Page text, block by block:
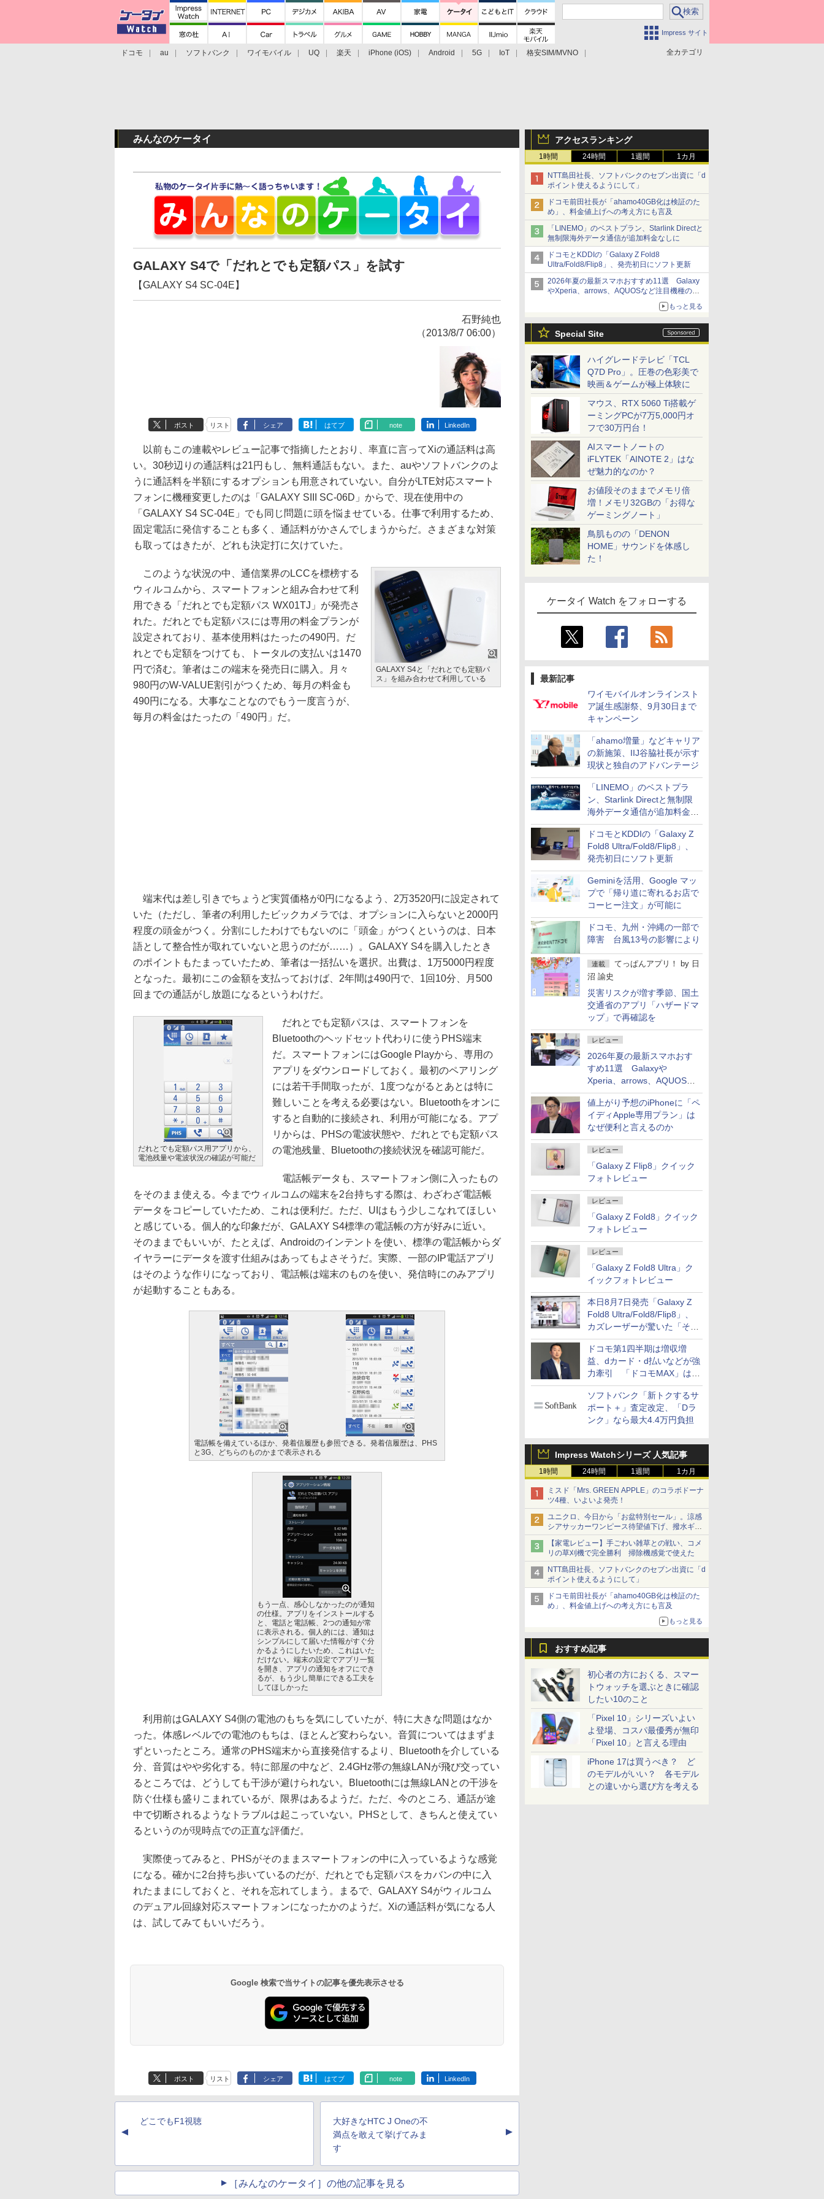
Impress サイト
全カテゴリ
ドコモ au ソフトバンク ワイモバイル UQ 楽天 iPhone (iOS) Android 5G IoT
格安SIM/MVNO
アクセスランキング
1時間 24時間 1週間 1カ月
NTT島田社長、ソフトバンクのセブン出資に「d
ポイント使えるようにして」
ドコモ前田社長が「ahamo40GB化は検証のた
め」、料金値上げへの考え方にも言及
「LINEMO」のベストプラン、Starlink Directと
無制限海外データ通信が追加料金なしに
ドコモとKDDIの「Galaxy Z Fold8
Ultra/Fold8/Flip8」、発売初日にソフト更新
2026年夏の最新スマホおすすめ11選 Galaxy
やXperia、arrows、AQUOSなど注目機種の特
もっと見る
Special Site
ハイグレードテレビ「TCL
Q7D Pro」。圧巻の色彩美で
映画＆ゲームが極上体験に
マウス、RTX 5060 Ti搭載ゲ
ーミングPCが7万5,000円オ
フで30万円台！
AIスマートノートの
iFLYTEK「AINOTE 2」はな
ぜ魅力的なのか？
お値段そのままでメモリ倍
増！メモリ32GBの「お得な
ゲーミングノート」
鳥肌ものの「DENON
HOME」サウンドを体感し
た！
ケータイ Watch をフォローする
最新記事
ワイモバイルオンラインスト
ア誕生感謝祭、9月30日まで
キャンペーン
「ahamo増量」などキャリア
の新施策、IIJ谷脇社長が示す
現状と独自のアドバンテージ
「LINEMO」のベストプラ
ン、Starlink Directと無制限
海外データ通信が追加料金な
しに
ドコモとKDDIの「Galaxy Z
Fold8 Ultra/Fold8/Flip8」、
発売初日にソフト更新
Geminiを活用、Google マッ
プで「帰り道に寄れるお店で
コーヒー注文」が可能に
ドコモ、九州・沖縄の一部で
障害 台風13号の影響により
連載 てっぱんアプリ！ by 日
沼 諭史
災害リスクが増す季節、国土
交通省のアプリ「ハザードマ
ップ」で再確認を
レビュー
2026年夏の最新スマホおす
すめ11選 Galaxyや
Xperia、arrows、AQUOSな
ど注目機種の特徴は
値上がり予想のiPhoneに「ペ
イディApple専用プラン」は
なぜ便利と言えるのか
レビュー
「Galaxy Z Flip8」クイック
フォトレビュー
レビュー
「Galaxy Z Fold8」クイック
フォトレビュー
レビュー
「Galaxy Z Fold8 Ultra」ク
イックフォトレビュー
本日8月7日発売「Galaxy Z
Fold8 Ultra/Fold8/Flip8」、
カズレーザーが驚いた「そば
屋のメニュー並みの薄さ」
ドコモ第1四半期は増収増
益、dカード・d払いなどが強
力牽引 「ドコモMAX」は
400万契約突破
ソフトバンク「新トクするサ
ポート＋」査定改定、「Dラ
ンク」なら最大4.4万円負担
Impress Watchシリーズ 人気記事
1時間 24時間 1週間 1カ月
ミスド「Mrs. GREEN APPLE」のコラボドーナ
ツ4種、いよいよ発売！
ユニクロ、今日から「お盆特別セール」。涼感
シアサッカーワンピース待望値下げ、撥水ギア
ショーツは1990円に
【家電レビュー】手ごわい雑草との戦い、コメ
リの草刈機で完全勝利 掃除機感覚で使えた
NTT島田社長、ソフトバンクのセブン出資に「d
ポイント使えるようにして」
ドコモ前田社長が「ahamo40GB化は検証のた
め」、料金値上げへの考え方にも言及
もっと見る
おすすめ記事
初心者の方におくる、スマー
トウォッチを選ぶときに確認
したい10のこと
「Pixel 10」シリーズいよい
よ登場、コスパ最優秀が無印
「Pixel 10」と言える理由
iPhone 17は買うべき？ ど
のモデルがいい？ 各モデル
との違いから選び方を考える
みんなのケータイ
GALAXY S4で「だれとでも定額パス」を試す
【GALAXY S4 SC-04E】
石野純也
（2013/8/7 06:00）
ポスト リスト シェア はてブ note LinkedIn
以前もこの連載やレビュー記事で指摘したとおり、率直に言ってXiの通話料は高
い。30秒辺りの通話料は21円もし、無料通話もない。また、auやソフトバンクのよ
うに通話料を半額にするオプションも用意されていない。自分がLTE対応スマート
フォンに機種変更したのは「GALAXY SIII SC-06D」からで、現在使用中の
「GALAXY S4 SC-04E」でも同じ問題に頭を悩ませている。仕事で利用するため、
固定電話に発信することも多く、通話料がかさんでしまうからだ。さまざまな対策
も取ってはきたが、どれも決定打に欠けていた。
GALAXY S4と「だれとでも定額パ
ス」を組み合わせて利用している
このような状況の中、通信業界のLCCを標榜する
ウィルコムから、スマートフォンと組み合わせて利
用できる「だれとでも定額パス WX01TJ」が発売さ
れた。だれとでも定額パスには専用の料金プランが
設定されており、基本使用料はたったの490円。だ
れとでも定額をつけても、トータルの支払いは1470
円で済む。筆者はこの端末を発売日に購入。月々
980円のW-VALUE割引がつくため、毎月の料金も
490円になる。大事なことなのでもう一度言うが、
毎月の料金はたったの「490円」だ。
端末代は差し引きでちょうど実質価格が0円になるよう、2万3520円に設定されて
いた（ただし、筆者の利用したビックカメラでは、オプションに入らないと2000円
程度の頭金がつく。分割にしたわけでもないのに「頭金」がつくというのは、日本
語として整合性が取れていないと思うのだが……）。GALAXY S4を購入したとき
のポイントもたまっていたため、筆者は一括払いを選択。出費は、1万5000円程度
となった。最初にこの金額を支払っておけば、2年間は490円で、1回10分、月500
回までの通話がし放題になるというわけだ。
だれとでも定額パス用アプリから、
電池残量や電波状況の確認が可能だ
だれとでも定額パスは、スマートフォンを
Bluetoothのヘッドセット代わりに使うPHS端末
だ。スマートフォンにはGoogle Playから、専用の
アプリをダウンロードしておく。最初のペアリング
には若干手間取ったが、1度つながるとあとは特に
難しいことを考える必要はない。Bluetoothをオンに
すると自動的に接続され、利用が可能になる。アプ
リからは、PHSの電波状態や、だれとでも定額パス
の電池残量、Bluetoothの接続状況を確認可能だ。
電話帳データも、スマートフォン側に入ったもの
をそのまま使える。今までウィルコムの端末を2台持ちする際は、わざわざ電話帳
データをコピーしていたため、これは便利だ。ただ、UIはもう少しこなれてほしい
と感じている。個人的な印象だが、GALAXY S4標準の電話帳の方が好みに近い。
そのままでもいいが、たとえば、Androidのインテントを使い、標準の電話帳からダ
イヤラーにデータを渡す仕組みはあってもよさそうだ。実際、一部のIP電話アプリ
はそのような作りになっており、電話帳は端末のものを使い、発信時にのみアプリ
が起動することもある。
電話帳を備えているほか、発着信履歴も参照できる。発着信履歴は、PHS
と3G、どちらのものかまで表示される
もう一点、感心しなかったのが通知
の仕様。アプリをインストールする
と、電話と電話帳、2つの通知が常
に表示される。個人的には、通知は
シンプルにして届いた情報がすぐ分
かるようにしたいため、これはいた
だけない。端末の設定でアプリ一覧
を開き、アプリの通知をオフにでき
るが、もう少し簡単にできる工夫を
してほしかった
利用前はGALAXY S4側の電池のもちを気にしていたが、特に大きな問題はなか
った。体感レベルでの電池のもちは、ほとんど変わらない。音質についてはまずま
ずといったところ。通常のPHS端末から直接発信するより、Bluetoothを介している
分、音質はやや劣化する。特に部屋の中など、2.4GHz帯の無線LANが飛び交ってい
るところでは、どうしても干渉が避けられない。Bluetoothには無線LANとの干渉を
防ぐ仕様も盛りこまれているが、限界はあるようだ。ただ、今のところ、通話が途
中で切断されるようなトラブルは起こっていない。PHSとして、きちんと使えてい
るというのが現時点での正直な評価だ。
実際使ってみると、PHSがそのままスマートフォンの中に入っているような感覚
になる。確かに2台持ち歩いているのだが、だれとでも定額パスをカバンの中に入
れたままにしておくと、それを忘れてしまう。まるで、GALAXY S4がウィルコム
のデュアル回線対応スマートフォンになったかのようだ。Xiの通話料が気になる人
は、試してみてもいいだろう。
Google 検索で当サイトの記事を優先表示させる
ポスト リスト シェア はてブ note LinkedIn
▲
どこでもF1視聴
大好きなHTC J Oneの不
満点を敢えて挙げてみま
す
▲
［みんなのケータイ］の他の記事を見る